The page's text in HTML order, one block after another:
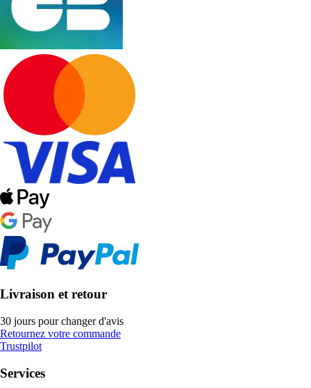
Livraison et retour
30 jours pour changer d'avis
Retournez votre commande
Trustpilot
Services